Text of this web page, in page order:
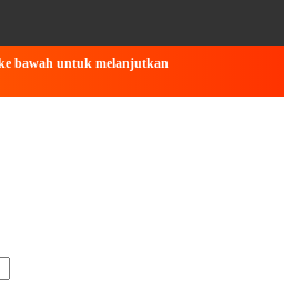
bawah untuk melanjutkan